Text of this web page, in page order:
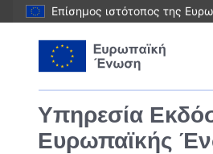
Επίσημος ιστότοπος της
Υπηρεσία
Ευρωπαϊκής